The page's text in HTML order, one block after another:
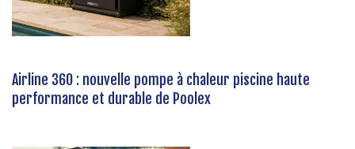
Airline 360 : nouvelle pompe à chaleur piscine haute
performance et durable de Poolex